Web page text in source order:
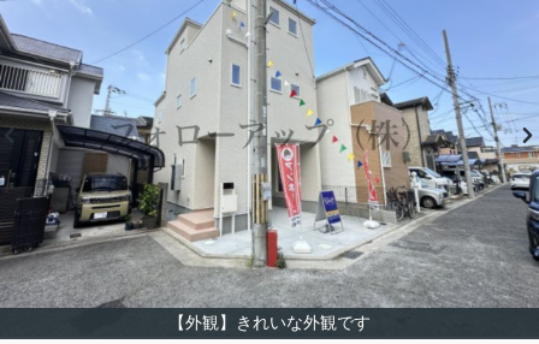
【外観】きれいな外観です